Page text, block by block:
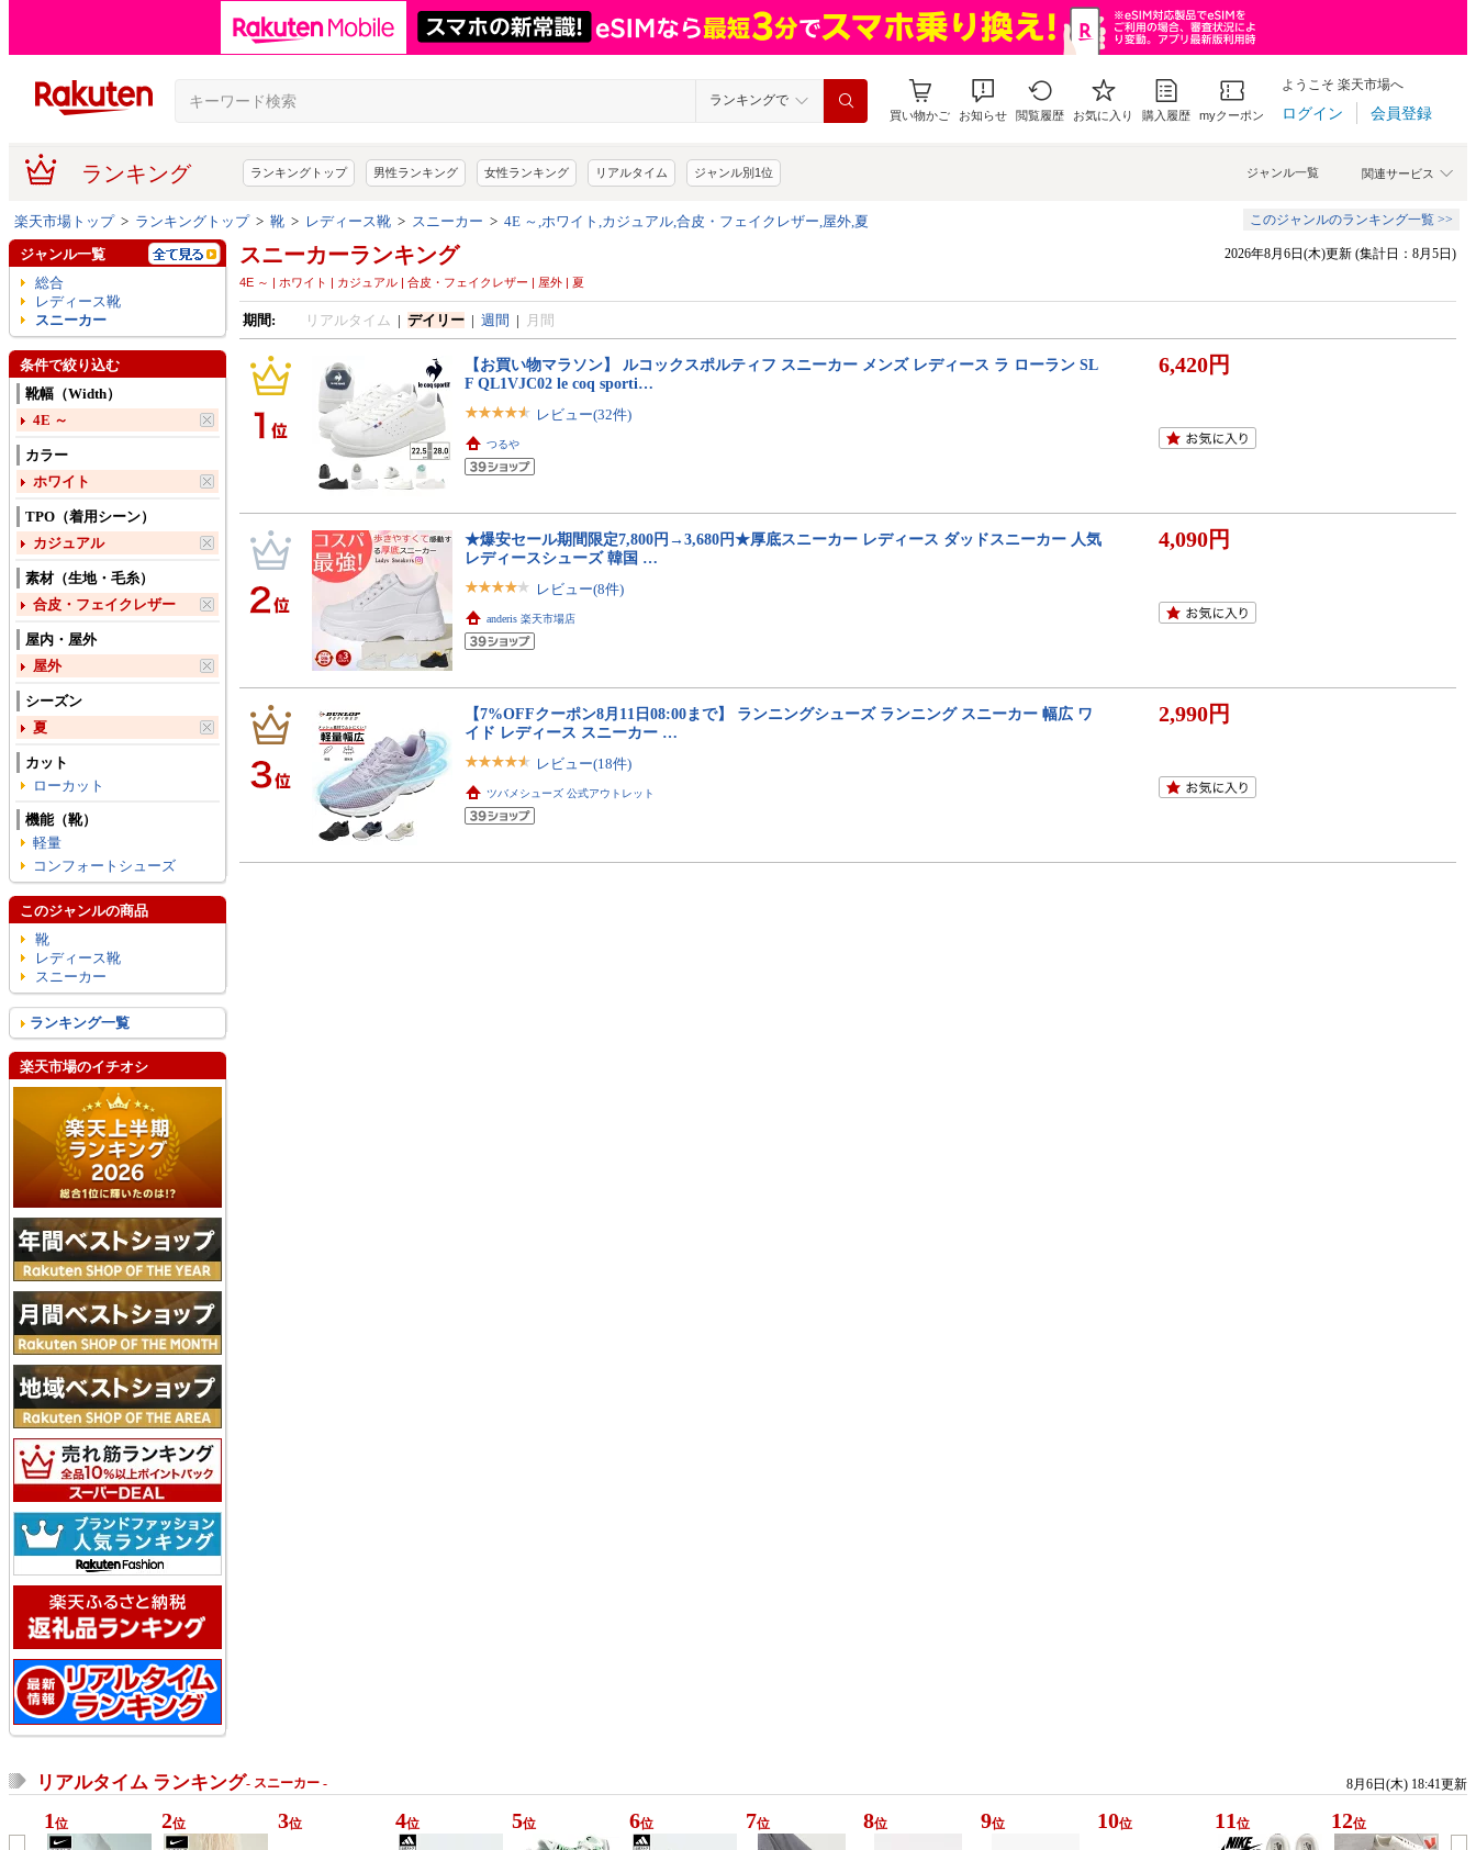
ランキングで
買い物かご お知らせ 閲覧履歴 お気に入り 購入履歴 myクーポン
ようこそ 楽天市場へ
ログイン 会員登録
ランキング 関連サービス
ジャンル一覧
ランキングトップ 男性ランキング 女性ランキング リアルタイム ジャンル別1位
楽天市場トップ> ランキングトップ> 靴 > レディース靴 > スニーカー > 4E ～,ホワイト,カジュアル,合皮・フェイクレザー,屋外,夏 このジャンルのランキング一覧 >>
スニーカーランキング
4E ～ | ホワイト | カジュアル | 合皮・フェイクレザー | 屋外 | 夏
2026年8月6日(木)更新 (集計日：8月5日)
期間: リアルタイム | デイリー| 週間 | 月間
【お買い物マラソン】 ルコックスポルティフ スニーカー メンズ レディース ラ ローラン SL
F QL1VJC02 le coq sporti…
レビュー(32件)
つるや
6,420円
★爆安セール期間限定7,800円→3,680円★厚底スニーカー レディース ダッドスニーカー 人気
レディースシューズ 韓国 …
レビュー(8件)
anderis 楽天市場店
4,090円
【7%OFFクーポン8月11日08:00まで】 ランニングシューズ ランニング スニーカー 幅広 ワ
イド レディース スニーカー …
レビュー(18件)
ツバメシューズ 公式アウトレット
2,990円
ジャンル一覧
総合
レディース靴
スニーカー
条件で絞り込む
靴幅（Width）
4E ～
カラー
ホワイト
TPO（着用シーン）
カジュアル
素材（生地・毛糸）
合皮・フェイクレザー
屋内・屋外
屋外
シーズン
夏
カット
ローカット
機能（靴）
軽量
コンフォートシューズ
このジャンルの商品
靴
レディース靴
スニーカー
ランキング一覧
楽天市場のイチオシ
リアルタイム ランキング- スニーカー - 8月6日(木) 18:41更新
1 位 2位 3位 4位 5位 6位 7位 8位 9位 10位 11 位 12位